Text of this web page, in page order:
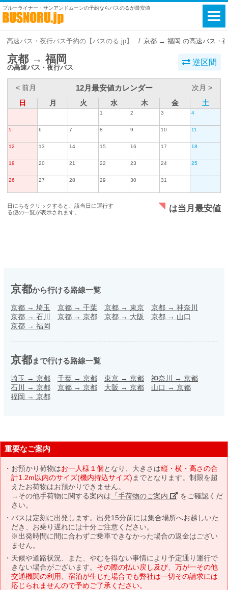
ブルーライナー・サンアンドムーンの予約ならバスのるが最安値
高速バス・夜行バス予約の【バスのる.jp】 京都 → 福岡 の高速バス・
京都 → 福岡
の高速バス・夜行バス
逆区間
< 前月 12月最安値カレンダー
次月 >
日
月 火 水 木 金 土
1 2 3 4
5 6 7 8 9 10 11
12 13 14 15 16 17 18
19 20 21 22 23 24 25
26 27 28 29 30 31
日にちをクリックすると、該当日に運行す
る便の一覧が表示されます。
は当月最安値
京都から行ける路線一覧
京都 → 埼玉 京都 → 千葉 京都 → 東京 京都 → 神奈川
京都 → 石川 京都 → 京都 京都 → 大阪 京都 → 山口
京都 → 福岡
京都まで行ける路線一覧
埼玉 → 京都 千葉 → 京都 東京 → 京都 神奈川 → 京都
石川 → 京都 京都 → 京都 大阪 → 京都 山口 → 京都
福岡 → 京都
重要なご案内
お預かり荷物はお一人様１個となり、大きさは縦・横・高さの合
計1.2m以内のサイズ(機内持込サイズ) までとなります。制限を超
えたお荷物はお預かりできません。
→その他手荷物に関する案内は 「手荷物のご案内」 をご確認くだ
さい。
バスは定刻に出発します。出発15分前には集合場所へお越しいた
だき、お乗り遅れには十分ご注意ください。
※出発時間に間に合わずご乗車できなかった場合の返金はござい
ません。
天候や道路状況、また、やむを得ない事情により予定通り運行で
きない場合がございます。 その際の払い戻し及び、万が一その他
交通機関の利用、宿泊が生じた場合でも弊社は一切その請求には
応じられませんので予めご了承ください。